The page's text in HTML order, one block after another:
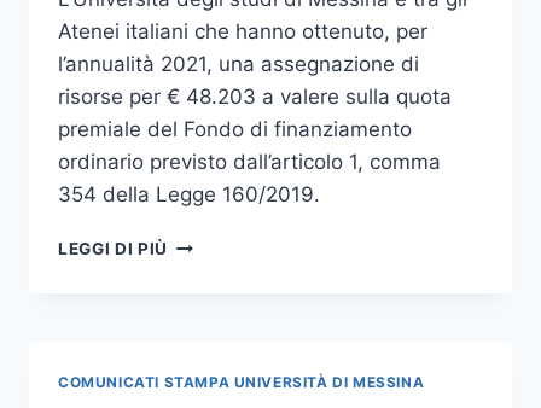
Atenei italiani che hanno ottenuto, per
l’annualità 2021, una assegnazione di
risorse per € 48.203 a valere sulla quota
premiale del Fondo di finanziamento
ordinario previsto dall’articolo 1, comma
354 della Legge 160/2019.
LEGGI DI PIÙ UNIME
COMUNICATI STAMPA UNIVERSITÀ DI MESSINA